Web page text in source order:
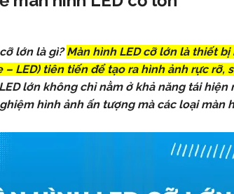
lớn là gì? Màn hình LED cỡ lớn là thiết
– LED) tiên tiến để tạo ra hình ảnh rực rỡ,
lớn không chỉ nằm ở khả năng tái
hình ảnh ấn tượng mà các loại màn